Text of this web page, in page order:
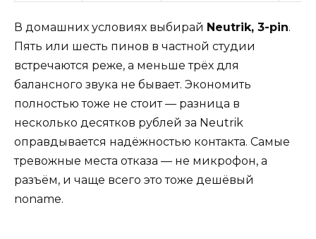
В домашних условиях выбирай Neutrik, 3-pin.
Пять или шесть пинов в частной студии
встречаются реже, а меньше трёх для
балансного звука не бывает. Экономить
полностью тоже не стоит — разница в
несколько десятков рублей за Neutrik
оправдывается надёжностью контакта. Самые
тревожные места отказа — не микрофон, а
разъём, и чаще всего это тоже дешёвый
noname.